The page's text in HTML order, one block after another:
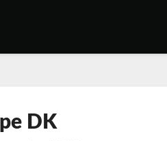
DK